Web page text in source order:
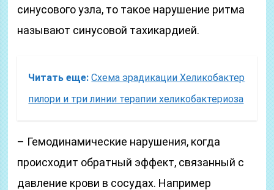
синусового узла, то такое нарушение ритма
называют синусовой тахикардией.
Читать еще: Схема эрадикации Хеликобактер
пилори и три линии терапии хеликобактериоза
– Гемодинамические нарушения, когда
происходит обратный эффект, связанный с
давление крови в сосудах. Например